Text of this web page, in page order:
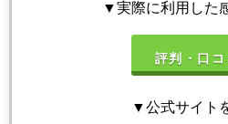
▼実際に利用した
評判・口コ
▼公式サイト